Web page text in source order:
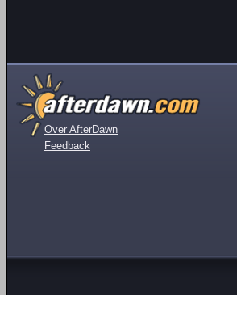
Over AfterDawn
Feedback